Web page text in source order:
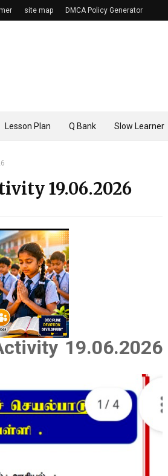
site map DMCA Policy Generator
Lesson Plan Q Bank Slow Learner
19.06.2026
19.06.2026